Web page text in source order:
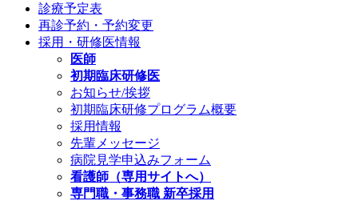
診療予定表
再診予約・予約変更
採用・研修医情報
医師
初期臨床研修医
お知らせ/挨拶
初期臨床研修プログラム概要
採用情報
先輩メッセージ
病院見学申込みフォーム
看護師（専用サイトへ）
専門職・事務職 新卒採用